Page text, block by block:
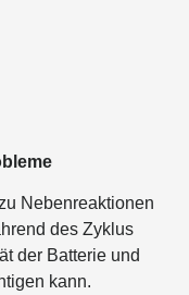
Nebenreaktionen
des Zyklus
der Batterie und
kann.